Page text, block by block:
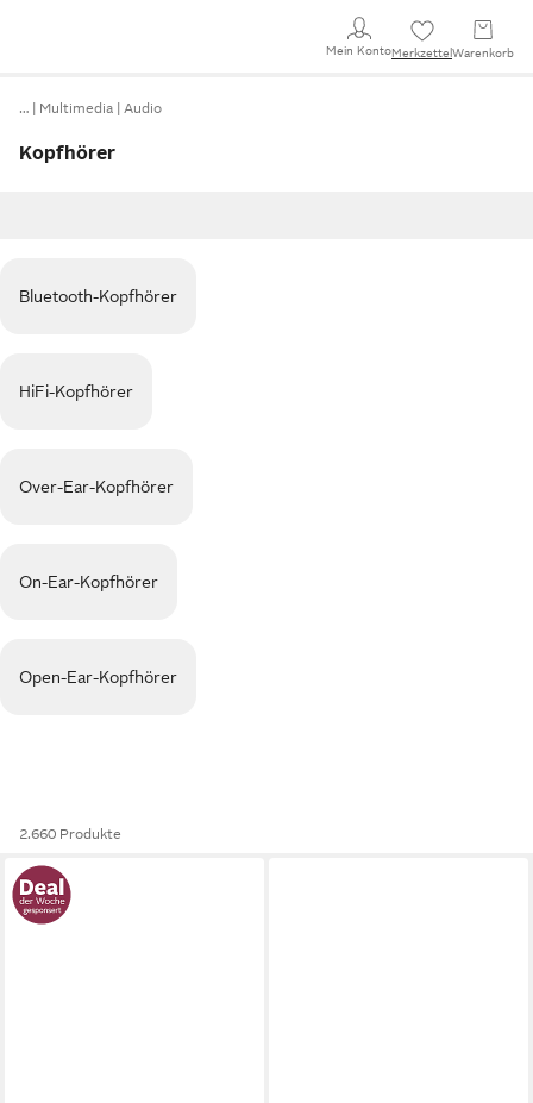
Mein KontoMerkzettel Warenkorb
… Multimedia Audio
Kopfhörer
Bluetooth-Kopfhörer
HiFi-Kopfhörer
Over-Ear-Kopfhörer
On-Ear-Kopfhörer
Open-Ear-Kopfhörer
2.660 Produkte